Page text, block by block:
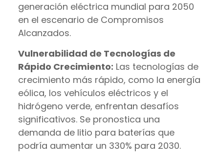
generación eléctrica mundial para 2050
en el escenario de Compromisos
Alcanzados.
Vulnerabilidad de Tecnologías de
Rápido Crecimiento: Las tecnologías de
crecimiento más rápido, como la energía
eólica, los vehículos eléctricos y el
hidrógeno verde, enfrentan desafíos
significativos. Se pronostica una
demanda de litio para baterías que
podría aumentar un 330% para 2030.